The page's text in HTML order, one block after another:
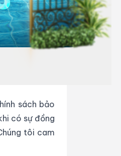
trị của Sàn
và bảo mật
cụ khác
sách bảo
có sự đồng
tôi cam